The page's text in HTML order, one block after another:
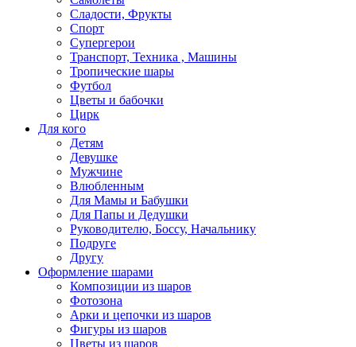
Сладости, Фрукты
Спорт
Супергерои
Транспорт, Техника , Машины
Тропические шары
Футбол
Цветы и бабочки
Цирк
Для кого
Детям
Девушке
Мужчине
Влюбленным
Для Мамы и Бабушки
Для Папы и Дедушки
Руководителю, Боссу, Начальнику
Подруге
Другу
Оформление шарами
Композиции из шаров
Фотозона
Арки и цепочки из шаров
Фигуры из шаров
Цветы из шаров